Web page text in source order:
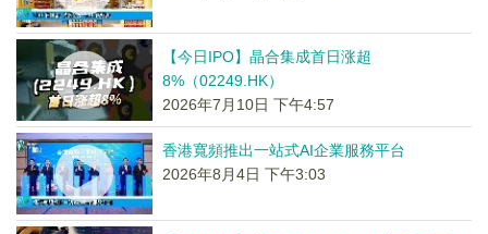
【今日IPO】晶合集成首日涨超
8%（02249.HK）
2026年7月10日 下午4:57
香港寬頻推出一站式AI企業服務平台
2026年8月4日 下午3:03